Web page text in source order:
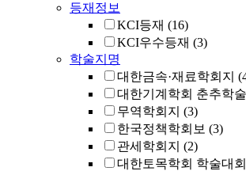
등재정보
KCI등재 (16)
KCI우수등재 (3)
학술지명
대한금속·재료학회지
대한기계학회 춘추학
무역학회지 (3)
한국정책학회보 (3)
관세학회지 (2)
대한토목학회 학술대회